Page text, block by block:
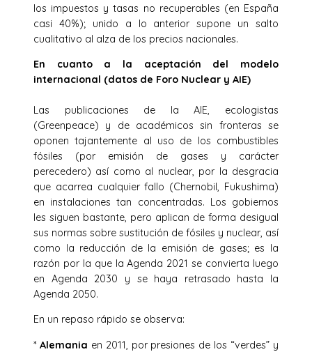
los impuestos y tasas no recuperables (en España
casi 40%); unido a lo anterior supone un salto
cualitativo al alza de los precios nacionales.
En cuanto a la aceptación del modelo
internacional (datos de Foro Nuclear y AIE)
Las publicaciones de la AIE, ecologistas
(Greenpeace) y de académicos sin fronteras se
oponen tajantemente al uso de los combustibles
fósiles (por emisión de gases y carácter
perecedero) así como al nuclear, por la desgracia
que acarrea cualquier fallo (Chernobil, Fukushima)
en instalaciones tan concentradas. Los gobiernos
les siguen bastante, pero aplican de forma desigual
sus normas sobre sustitución de fósiles y nuclear, así
como la reducción de la emisión de gases; es la
razón por la que la Agenda 2021 se convierta luego
en Agenda 2030 y se haya retrasado hasta la
Agenda 2050.
En un repaso rápido se observa:
* Alemania en 2011, por presiones de los “verdes” y